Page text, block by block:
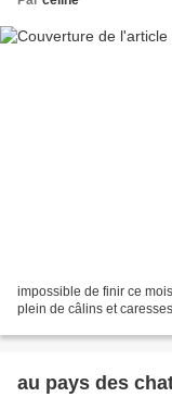
impossible de finir ce
plein de câlins et
au pays des